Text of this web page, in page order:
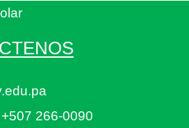
266-0090